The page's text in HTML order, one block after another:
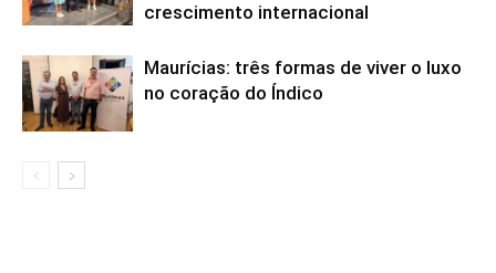
crescimento internacional
Maurícias: três formas de viver o luxo
no coração do Índico